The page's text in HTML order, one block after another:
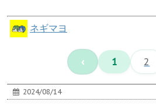
ネギマヨ
‹ 1 2
2024/08/14